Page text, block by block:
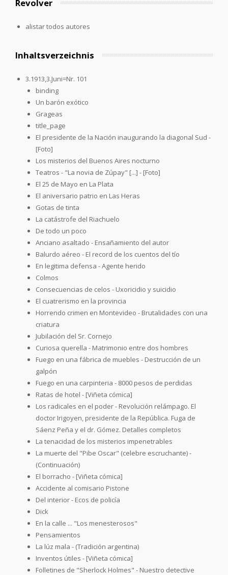
Revolver
alistar todos autores
Inhaltsverzeichnis
3.1913,3.Juni=Nr. 101
binding
Un barón exótico
Grageas
title_page
El presidente de la Nación inaugurando la diagonal Sud -
[Foto]
Los misterios del Buenos Aires nocturno
Teatros - "La novia de Zúpay" [...] - [Foto]
El 25 de Mayo en La Plata
El aniversario patrio en Las Heras
Gotas de tinta
La catástrofe del Riachuelo
De todo un poco
Anciano asaltado - Ensañamiento del autor
Balurdo aéreo - El record de los cuentos del tío
En legitima defensa - Agente herido
Colmos
Consecuencias de celos - Uxoricidio y suicidio
El cuatrerismo en la provincia
Horrendo crimen en Montevideo - Brutalidades con una
criatura
Jubilación del Sr. Cornejo
Curiosa querella - Matrimonio entre dos hombres
Fuego en una fábrica de muebles - Destrucción de un
galpón
Fuego en una carpinteria - 8000 pesos de perdidas
Ratas de hotel - [Viñeta cómica]
Los radicales en el poder - Revolución relámpago. El
doctor Irigoyen, presidente de la República. Fuga de
Sáenz Peña y el dr. Gómez. Detalles completos
La tenacidad de los misterios impenetrables
La muerte del "Pibe Oscar" (celebre escruchante) -
(Continuación)
El borracho - [Viñeta cómica]
Accidente al comisario Pistone
Del interior - Ecos de policía
Dick
En la calle ... "Los menesterosos"
Pensamientos
La lúz mala - (Tradición argentina)
Inventos útiles - [Viñeta cómica]
Folletines de "Sherlock Holmes" - Nuestro detective